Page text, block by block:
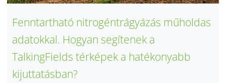
Fenntartható nitrogéntrágyázás műholdas
adatokkal. Hogyan segítenek a
TalkingFields térképek a hatékonyabb
kijuttatásban?